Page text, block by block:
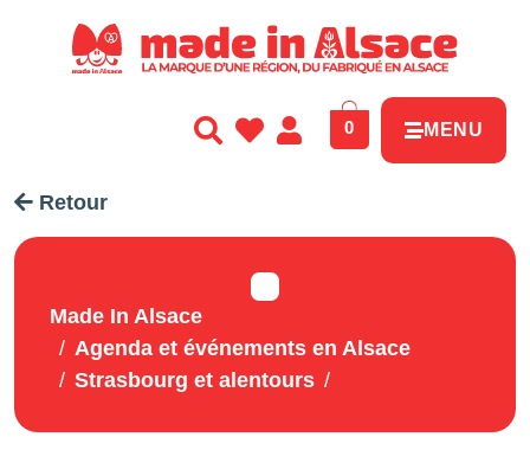
0 MENU
Retour
Made In Alsace
Agenda et événements en Alsace
Strasbourg et alentours